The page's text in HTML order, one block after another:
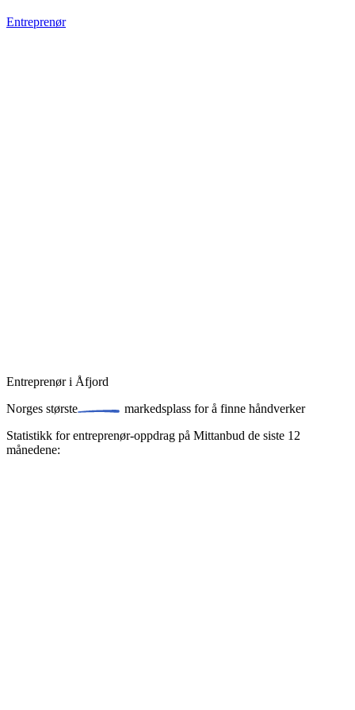
Entreprenør
Entreprenør i Åfjord
Norges største markedsplass for å finnehåndverker
Statistikk for entreprenør-oppdrag på Mittanbud de siste 12
månedene: